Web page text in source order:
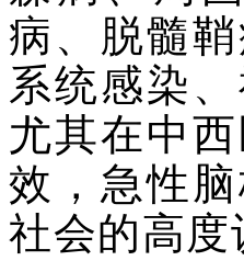
病、脱髓
系统感染
尤其在中
效，急性
社会的高度